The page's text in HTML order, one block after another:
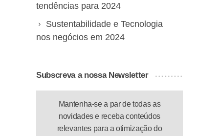
tendências para 2024
Sustentabilidade e Tecnologia
nos negócios em 2024
Subscreva a nossa Newsletter
Mantenha-se a par de todas as
novidades e receba conteúdos
relevantes para a otimização do